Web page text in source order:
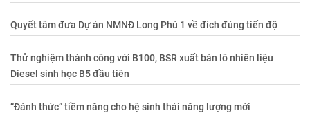
Quyết tâm đưa Dự án NMNĐ Long Phú 1 về đích đúng tiến độ
Thử nghiệm thành công với B100, BSR xuất bán lô nhiên liệu
Diesel sinh học B5 đầu tiên
“Đánh thức” tiềm năng cho hệ sinh thái năng lượng mới